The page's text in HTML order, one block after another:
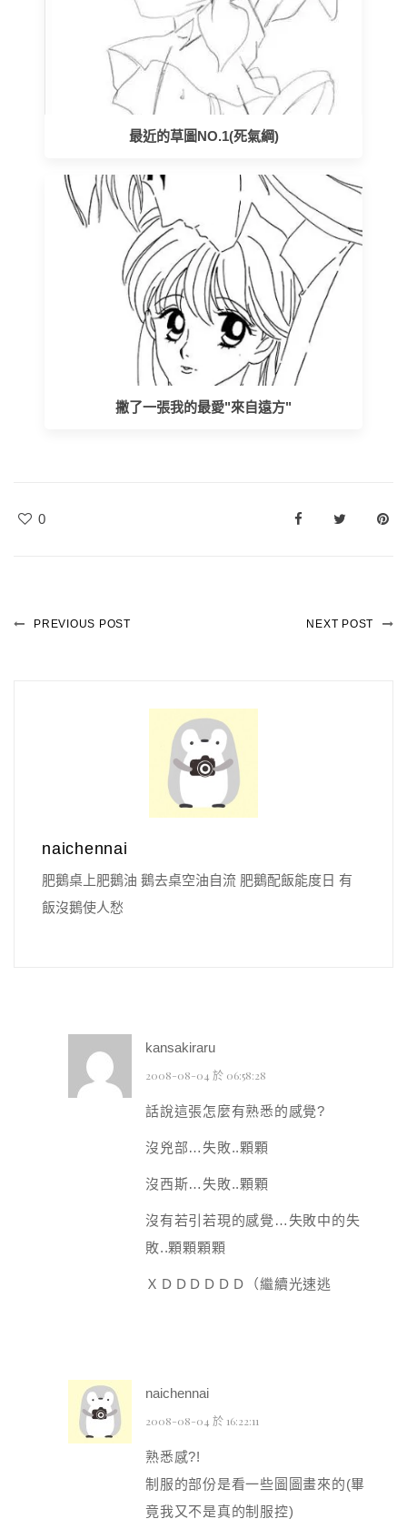
最近的草圖NO.1(死氣綱)
撇了一張我的最愛"來自遠方"
0
PREVIOUS POST NEXT POST
naichennai
肥鵝桌上肥鵝油 鵝去桌空油自流 肥鵝配飯能度日 有
飯沒鵝使人愁
kansakiraru
2008-08-04 於 06:58:28
話說這張怎麼有熟悉的感覺?
沒兇部…失敗..顆顆
沒西斯…失敗..顆顆
沒有若引若現的感覺…失敗中的失
敗..顆顆顆顆
ＸＤＤＤＤＤＤ（繼續光速逃
naichennai
2008-08-04 於 16:22:11
熟悉感?!
制服的部份是看一些圖圖畫來的(畢
竟我又不是真的制服控)